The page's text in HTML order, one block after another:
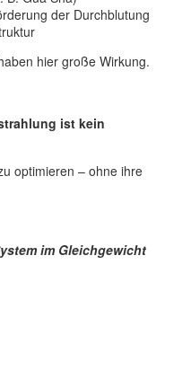
der Durchblutung
hier große Wirkung.
ist kein
optimieren – ohne ihre
im Gleichgewicht